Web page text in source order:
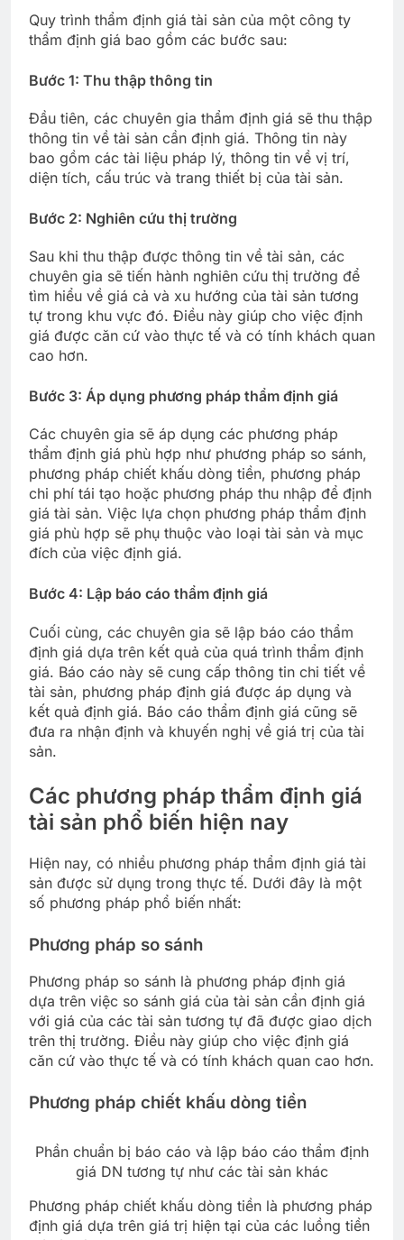
Quy trình thẩm định giá tài sản của một công ty
thẩm định giá bao gồm các bước sau:
Bước 1: Thu thập thông tin
Đầu tiên, các chuyên gia thẩm định giá sẽ thu thập
thông tin về tài sản cần định giá. Thông tin này
bao gồm các tài liệu pháp lý, thông tin về vị trí,
diện tích, cấu trúc và trang thiết bị của tài sản.
Bước 2: Nghiên cứu thị trường
Sau khi thu thập được thông tin về tài sản, các
chuyên gia sẽ tiến hành nghiên cứu thị trường để
tìm hiểu về giá cả và xu hướng của tài sản tương
tự trong khu vực đó. Điều này giúp cho việc định
giá được căn cứ vào thực tế và có tính khách quan
cao hơn.
Bước 3: Áp dụng phương pháp thẩm định giá
Các chuyên gia sẽ áp dụng các phương pháp
thẩm định giá phù hợp như phương pháp so sánh,
phương pháp chiết khấu dòng tiền, phương pháp
chi phí tái tạo hoặc phương pháp thu nhập để định
giá tài sản. Việc lựa chọn phương pháp thẩm định
giá phù hợp sẽ phụ thuộc vào loại tài sản và mục
đích của việc định giá.
Bước 4: Lập báo cáo thẩm định giá
Cuối cùng, các chuyên gia sẽ lập báo cáo thẩm
định giá dựa trên kết quả của quá trình thẩm định
giá. Báo cáo này sẽ cung cấp thông tin chi tiết về
tài sản, phương pháp định giá được áp dụng và
kết quả định giá. Báo cáo thẩm định giá cũng sẽ
đưa ra nhận định và khuyến nghị về giá trị của tài
sản.
Các phương pháp thẩm định giá
tài sản phổ biến hiện nay
Hiện nay, có nhiều phương pháp thẩm định giá tài
sản được sử dụng trong thực tế. Dưới đây là một
số phương pháp phổ biến nhất:
Phương pháp so sánh
Phương pháp so sánh là phương pháp định giá
dựa trên việc so sánh giá của tài sản cần định giá
với giá của các tài sản tương tự đã được giao dịch
trên thị trường. Điều này giúp cho việc định giá
căn cứ vào thực tế và có tính khách quan cao hơn.
Phương pháp chiết khấu dòng tiền
Phần chuẩn bị báo cáo và lập báo cáo thẩm định
giá DN tương tự như các tài sản khác
Phương pháp chiết khấu dòng tiền là phương pháp
định giá dựa trên giá trị hiện tại của các luồng tiền